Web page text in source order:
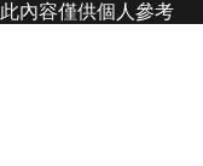
內容僅供個人參考